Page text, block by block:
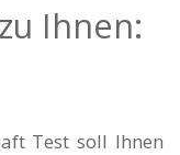
Ihnen:
Test soll Ihnen